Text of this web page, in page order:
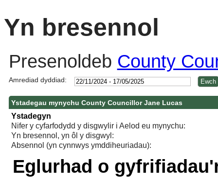
Yn bresennol
Presenoldeb County
Amrediad dyddiad:
Ystadegau mynychu County Councillor Jane Lucas
Ystadegyn
Nifer y cyfarfodydd y disgwylir i Aelod eu mynychu:
Yn bresennol, yn ôl y disgwyl:
Absennol (yn cynnwys ymddiheuriadau):
Eglurhad o